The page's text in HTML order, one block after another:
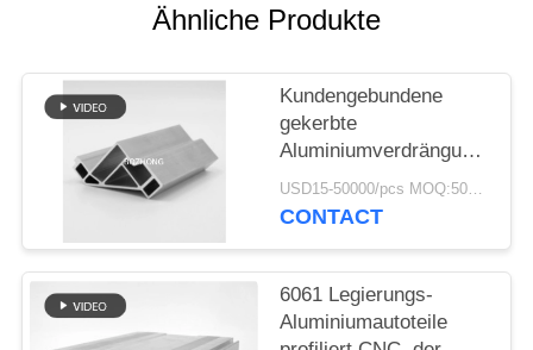
SITEMAP
PRIVACY
Ähnliche Produkte
Kundengebundene
gekerbte
Aluminiumverdrängung
profiliert 8 - 4040R für
Struktur-Rahmen
USD15-50000/pcs MOQ:500kg
CONTACT
6061 Legierungs-
Aluminiumautoteile